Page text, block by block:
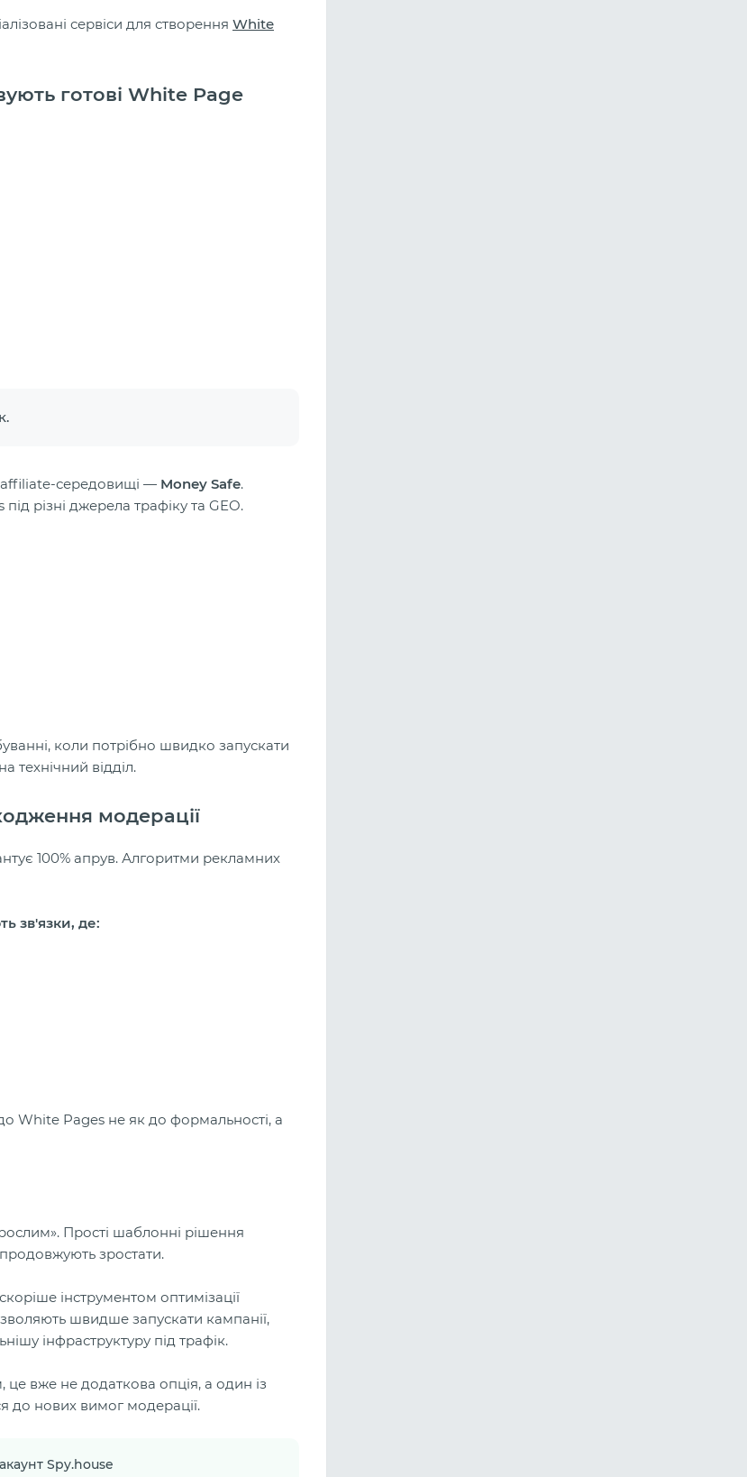
сервіси для створення White
готові White Page
affiliate-середовищі — Money Safe.
різні джерела трафіку та GEO.
коли потрібно швидко запускати
технічний відділ.
модерації
100% апрув. Алгоритми рекламних
зв'язки, де:
White Pages не як до формальності, а
Прості шаблонні рішення
зростати.
інструментом оптимізації
швидше запускати кампанії,
інфраструктуру під трафік.
вже не додаткова опція, а один із
до нових вимог модерації.
Spy.house